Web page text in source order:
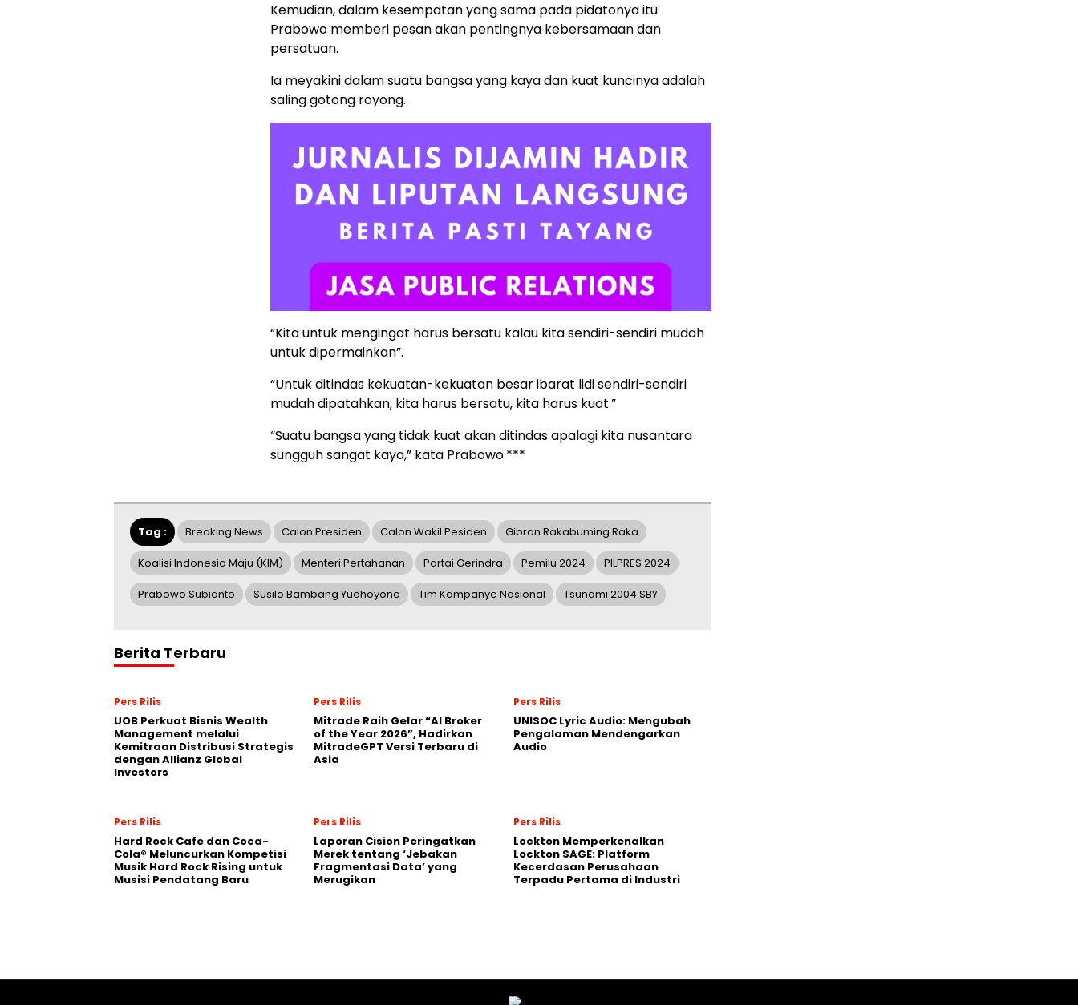
Kemudian, dalam kesempatan yang sama pada pidatonya itu
Prabowo memberi pesan akan pentingnya kebersamaan dan
persatuan.
Ia meyakini dalam suatu bangsa yang kaya dan kuat kuncinya adalah
saling gotong royong.
“Kita untuk mengingat harus bersatu kalau kita sendiri-sendiri mudah
untuk dipermainkan”.
“Untuk ditindas kekuatan-kekuatan besar ibarat lidi sendiri-sendiri
mudah dipatahkan, kita harus bersatu, kita harus kuat.”
“Suatu bangsa yang tidak kuat akan ditindas apalagi kita nusantara
sungguh sangat kaya,” kata Prabowo.***
Tag : Breaking News Calon Presiden Calon Wakil Pesiden Gibran Rakabuming Raka
Koalisi Indonesia Maju (KIM) Menteri Pertahanan Partai Gerindra Pemilu 2024 PILPRES 2024
Prabowo Subianto Susilo Bambang Yudhoyono Tim Kampanye Nasional Tsunami 2004.SBY
Berita Terbaru
Pers Rilis
UOB Perkuat Bisnis Wealth
Management melalui
Kemitraan Distribusi Strategis
dengan Allianz Global
Investors
Pers Rilis
Mitrade Raih Gelar “AI Broker
of the Year 2026”, Hadirkan
MitradeGPT Versi Terbaru di
Asia
Pers Rilis
UNISOC Lyric Audio: Mengubah
Pengalaman Mendengarkan
Audio
Pers Rilis
Hard Rock Cafe dan Coca-
Cola® Meluncurkan Kompetisi
Musik Hard Rock Rising untuk
Musisi Pendatang Baru
Pers Rilis
Laporan Cision Peringatkan
Merek tentang ‘Jebakan
Fragmentasi Data’ yang
Merugikan
Pers Rilis
Lockton Memperkenalkan
Lockton SAGE: Platform
Kecerdasan Perusahaan
Terpadu Pertama di Industri